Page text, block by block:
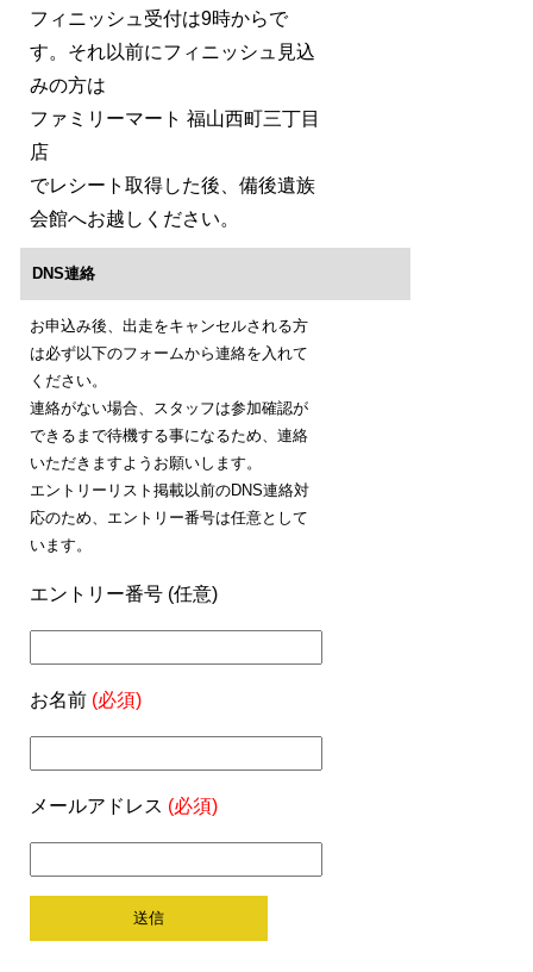
フィニッシュ受付は9時からで
す。それ以前にフィニッシュ見込
みの方は
ファミリーマート 福山西町三丁目
店
でレシート取得した後、備後遺族
会館へお越しください。
DNS連絡
お申込み後、出走をキャンセルされる方
は必ず以下のフォームから連絡を入れて
ください。
連絡がない場合、スタッフは参加確認が
できるまで待機する事になるため、連絡
いただきますようお願いします。
エントリーリスト掲載以前のDNS連絡対
応のため、エントリー番号は任意として
います。
エントリー番号 (任意)
お名前 (必須)
メールアドレス (必須)